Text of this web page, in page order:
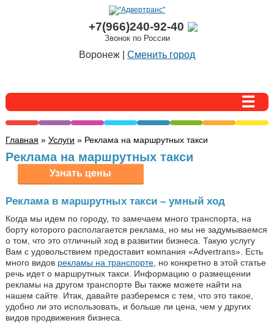
+7(966)240-92-40
Звонок по России
Воронеж | Сменить город
Главная » Услуги » Реклама на маршрутных такси
Реклама на маршрутных такси
Реклама в маршрутных такси – умный ход
Когда мы идем по городу, то замечаем много транспорта, на
борту которого располагается реклама, но мы не задумываемся
о том, что это отличный ход в развитии бизнеса. Такую услугу
Вам с удовольствием предоставит компания «Advertrans». Есть
много видов рекламы на транспорте, но конкретно в этой статье
речь идет о маршрутных такси. Информацию о размещении
рекламы на другом транспорте Вы также можете найти на
нашем сайте. Итак, давайте разберемся с тем, что это такое,
удобно ли это использовать, и больше ли цена, чем у других
видов продвижения бизнеса.